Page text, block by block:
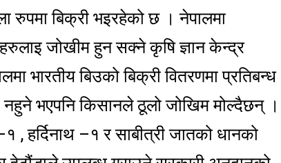
रुपमा बिक्री भइरहेको छ । नेपालमा
जोखीम हुन सक्ने कृषि ज्ञान केन्द्र
भारतीय बिउको बिक्री वितरणमा प्रतिबन्ध
नहुने भएपनि किसानले ठूलो जोखिम मोल्दैछन् ।
, हर्दिनाथ –१ र साबीत्री जातको धानको